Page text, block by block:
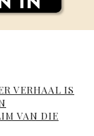
VERHAAL IS
VAN DIE